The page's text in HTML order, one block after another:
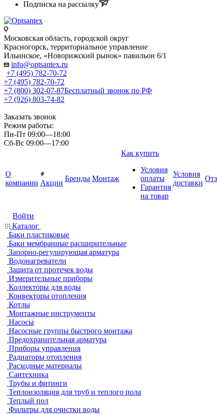
Подписка на рассылку
Московская область, городской округ
Красногорск, территориальное управление
Ильинское, «Новорижский рынок» павильон 6/1
info@optsantex.ru
+7 (495) 782-70-72
+7 (495) 782-70-72
+7 (800) 302-07-87Бесплатный звонок по РФ
+7 (926) 803-74-82
Заказать звонок
Режим работы:
Пн-Пт 09:00—18:00
Сб-Вс 09:00—17:00
О
компании Акции
Бренды Монтаж
Как купить
Условия
оплаты
Гарантия
на товар
Условия
доставки
Войти
Каталог
Баки пластиковые
Баки мембранные расширительные
Запорно-регулирующая арматура
Водонагреватели
Защита от протечек воды
Измерительные приборы
Коллекторы для воды
Конвекторы отопления
Котлы
Монтажные инструменты
Насосы
Насосные группы быстрого монтажа
Предохранительная арматура
Приборы управления
Радиаторы отопления
Расходные материалы
Сантехника
Трубы и фитинги
Теплоизоляция для труб и теплого пола
Теплый пол
Фильтры для очистки воды